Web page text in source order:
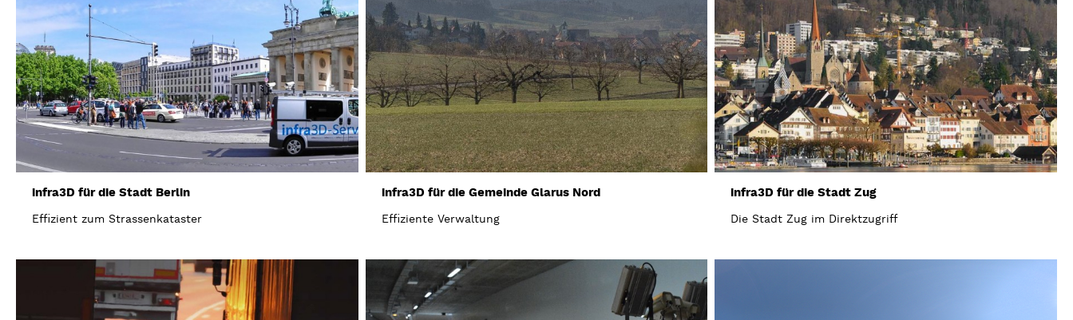
infra3D für die Stadt Berlin
Effizient zum Strassenkataster
infra3D für die Gemeinde Glarus Nord
Effiziente Verwaltung
infra3D für die Stadt Zug
Die Stadt Zug im Direktzugriff